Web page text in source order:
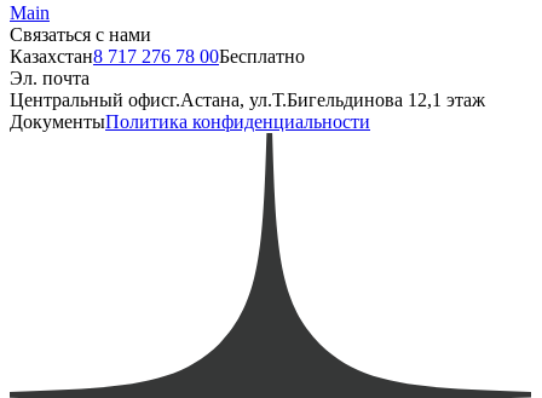
Main
Связаться с нами
Казахстан8 717 276 78 00Бесплатно
Эл. почта
Центральный офисг.Астана, ул.Т.Бигельдинова 12,1 этаж
ДокументыПолитика конфиденциальности